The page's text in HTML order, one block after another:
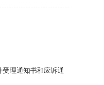
理通知书和应诉通